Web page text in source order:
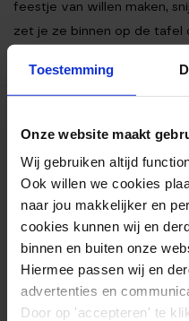
Toestemming
Onze website maakt
Wij gebruiken altijd
Ook willen we cookies
naar jou makkelijker en
cookies kunnen wij en
binnen en buiten onze
Hiermee passen wij en
advertenties en
Door op 'accepteren' te
feestje van willen maken,
zet je ze binnen op de tafel
Bereiding
Voedingswaarden
5 kleine volkoren tortilla
100g kerstomaatjes, in
1 kleine krop